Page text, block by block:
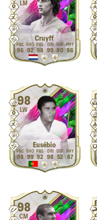
LM
Cruyff
96 92 98 99 80 86
98
LW
Eusébio
98 99 92 98 52 87
98
CM